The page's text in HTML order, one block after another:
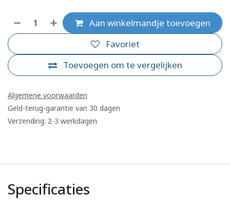
Aan winkelmandje toevoegen
Toevoegen om te vergelijken
Favoriet
Algemene voorwaarden
Geld-terug-garantie van 30 dagen
Verzending: 2-3 werkdagen
Specificaties